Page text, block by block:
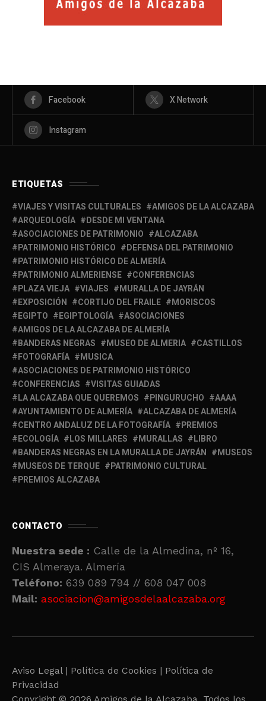
Facebook X Network
Instagram
ETIQUETAS
VIAJES Y VISITAS CULTURALES
AMIGOS DE LA ALCAZABA
ARQUEOLOGÍA
DESDE MI VENTANA
ASOCIACIONES DE PATRIMONIO
ALCAZABA
PATRIMONIO HISTÓRICO
DEFENSA DEL PATRIMONIO
PATRIMONIO HISTÓRICO DE ALMERÍA
PATRIMONIO ALMERIENSE
CONFERENCIAS
PLAZA VIEJA
VIAJES
MURALLA DE JAYRÁN
EXPOSICIÓN
CORTIJO DEL FRAILE
MORISCOS
EGIPTO
EGIPTOLOGÍA
ASOCIACIONES
AMIGOS DE LA ALCAZABA DE ALMERÍA
BANDERAS NEGRAS
MUSEO DE ALMERIA
CASTILLOS
FOTOGRAFÍA
MUSICA
ASOCIACIONES DE PATRIMONIO HISTÓRICO
CONFERENCIAS
VISITAS GUIADAS
LA ALCAZABA QUE QUEREMOS
PINGURUCHO
AAAA
AYUNTAMIENTO DE ALMERÍA
ALCAZABA DE ALMERÍA
CENTRO ANDALUZ DE LA FOTOGRAFÍA
PREMIOS
ECOLOGÍA
LOS MILLARES MURALLAS
LIBRO
BANDERAS NEGRAS EN LA MURALLA DE JAYRÁN
MUSEOS
MUSEOS DE TERQUE
PATRIMONIO CULTURAL
PREMIOS ALCAZABA
CONTACTO
Nuestra sede : Calle de la Almedina, nº 16,
CIS Almeraya. Almería
Teléfono: 639 089 794 // 608 047 008
Mail: asociacion@amigosdelaalcazaba.org
Aviso Legal | Política de Cookies | Política de
Privacidad